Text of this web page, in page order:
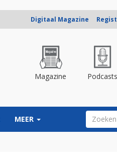
Digitaal Magazine
Magazine Podcasts
MEER